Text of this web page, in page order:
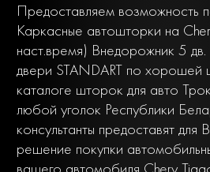
Предоставляем возможность
Каркасные автошторки на
наст.время) Внедорожник 5
двери STANDART по хорошей
каталоге шторок для авто
любой уголок Республики
консультанты предоставят для
решение покупки